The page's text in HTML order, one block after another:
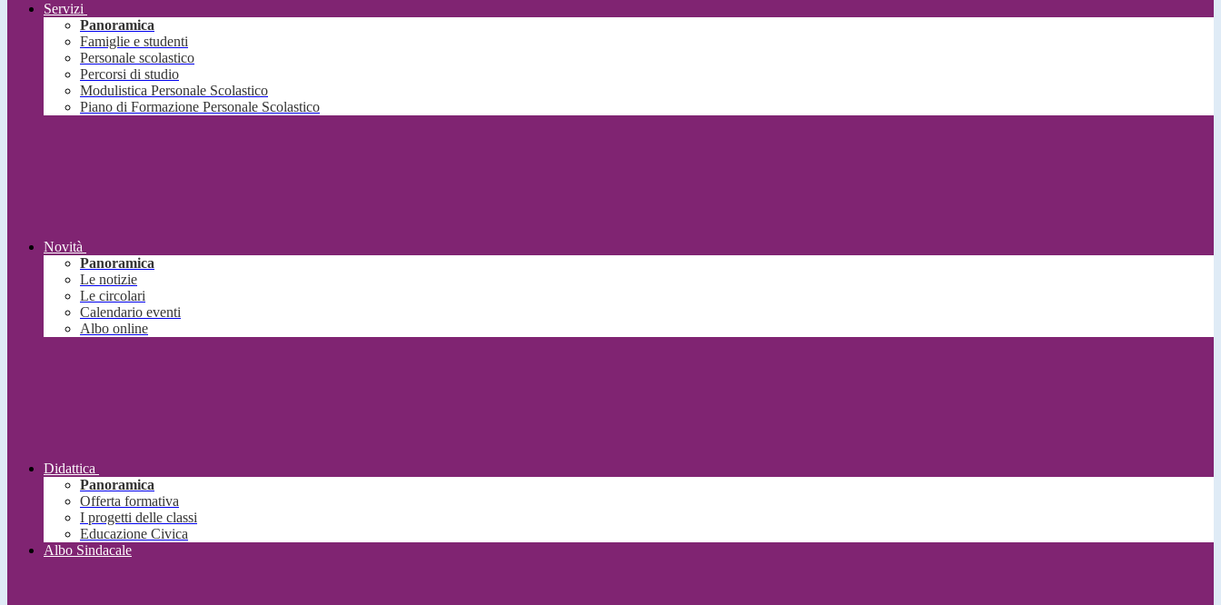
Servizi
Panoramica
Famiglie e studenti
Personale scolastico
Percorsi di studio
Modulistica Personale Scolastico
Piano di Formazione Personale Scolastico
Novità
Panoramica
Le notizie
Le circolari
Calendario eventi
Albo online
Didattica
Panoramica
Offerta formativa
I progetti delle classi
Educazione Civica
Albo Sindacale